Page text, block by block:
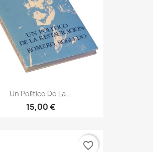
Un Político De La...
15,00 €
favorite_border